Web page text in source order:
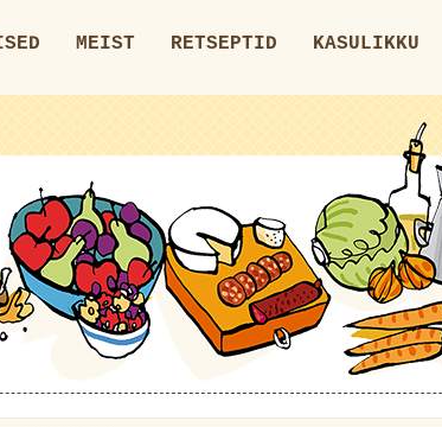
MEIST RETSEPTID KASULIKKU